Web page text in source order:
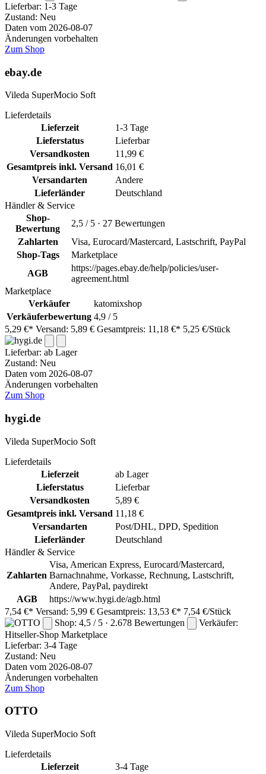
Lieferbar: 1-3 Tage
Zustand: Neu
Daten vom 2026-08-07
Änderungen vorbehalten
Zum Shop
ebay.de
Vileda SuperMocio Soft
Lieferdetails
Lieferzeit
1-3 Tage
Lieferstatus
Lieferbar
Versandkosten
11,99 €
Gesamtpreis inkl. Versand 16,01 €
Versandarten
Andere
Lieferländer
Deutschland
Händler & Service
Shop-
Bewertung
2,5 / 5 · 27 Bewertungen
Zahlarten
Visa, Eurocard/Mastercard, Lastschrift, PayPal
Shop-Tags
Marketplace
AGB
https://pages.ebay.de/help/policies/user-
agreement.html
Marketplace
Verkäufer
katomixshop
Verkäuferbewertung 4,9 / 5
5,29 €* Versand: 5,89 € Gesamtpreis: 11,18 €* 5,25 €/Stück
Lieferbar: ab Lager
Zustand: Neu
Daten vom 2026-08-07
Änderungen vorbehalten
Zum Shop
hygi.de
Vileda SuperMocio Soft
Lieferdetails
Lieferzeit
ab Lager
Lieferstatus
Lieferbar
Versandkosten
5,89 €
Gesamtpreis inkl. Versand 11,18 €
Versandarten
Post/DHL, DPD, Spedition
Lieferländer
Deutschland
Händler & Service
Zahlarten
Visa, American Express, Eurocard/Mastercard,
Barnachnahme, Vorkasse, Rechnung, Lastschrift,
Andere, PayPal, paydirekt
AGB
https://www.hygi.de/agb.html
7,54 €* Versand: 5,99 € Gesamtpreis: 13,53 €* 7,54 €/Stück
Shop: 4,5 / 5 · 2.678 Bewertungen
Verkäufer:
Hitseller-Shop Marketplace
Lieferbar: 3-4 Tage
Zustand: Neu
Daten vom 2026-08-07
Änderungen vorbehalten
Zum Shop
OTTO
Vileda SuperMocio Soft
Lieferdetails
Lieferzeit
3-4 Tage